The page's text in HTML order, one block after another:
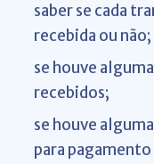
saber se cada
recebida ou não;
se houve
recebidos;
se houve
para pagamento